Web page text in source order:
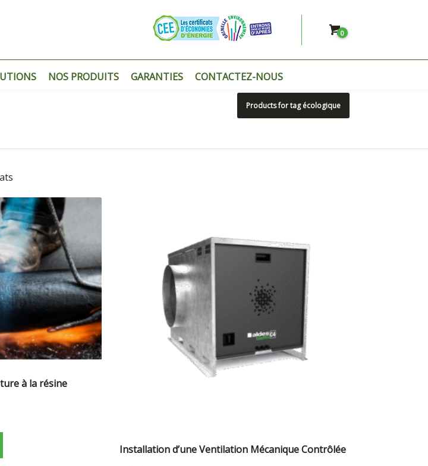
NOS PRODUITS GARANTIES CONTACTEZ-NOUS
0
Products for tag écologique
Trié
du
plus
récent
au
plus
ancien
à la résine
Installation d’une Ventilation Mécanique Contrôlée